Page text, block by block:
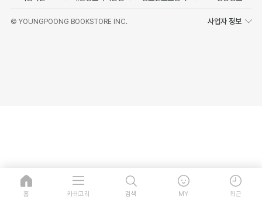
© YOUNGPOONG BOOKSTORE INC. 사업자 정보
홈 카테고리 검색 MY 최근